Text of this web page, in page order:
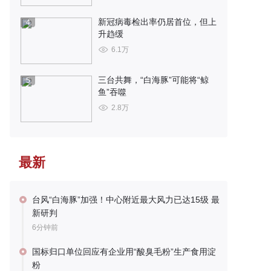
4
新冠病毒检出率仍居首位，但上
升趋缓
6.1万
5
三台共舞，“白海豚”可能将“鲸
鱼”吞噬
2.8万
最新
台风“白海豚”加强！中心附近最大风力已达15级 最
新研判
6分钟前
国标归口单位回应有企业用“酸臭毛粉”生产食用淀
粉